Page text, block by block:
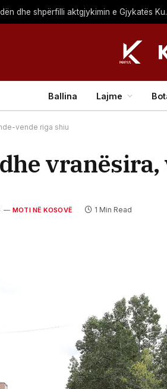
PDK: Kurti
Ballina Lajme
vende riga shiu
MOTI NË KOSOVË 1 Min Read